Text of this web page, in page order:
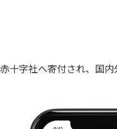
十字社へ寄付され、国